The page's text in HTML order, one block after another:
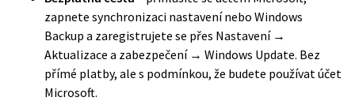
zapnete synchronizaci nastavení nebo Windows
Backup a zaregistrujete se přes Nastavení →
Aktualizace a zabezpečení → Windows Update. Bez
přímé platby, ale s podmínkou, že budete používat účet
Microsoft.